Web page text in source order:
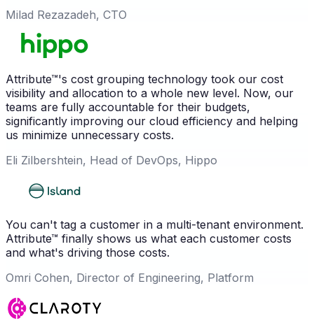
Milad Rezazadeh, CTO
Attribute™'s cost grouping technology took our cost
visibility and allocation to a whole new level. Now, our
teams are fully accountable for their budgets,
significantly improving our cloud efficiency and helping
us minimize unnecessary costs.
Eli Zilbershtein, Head of DevOps, Hippo
You can't tag a customer in a multi-tenant environment.
Attribute™ finally shows us what each customer costs
and what's driving those costs.
Omri Cohen, Director of Engineering, Platform